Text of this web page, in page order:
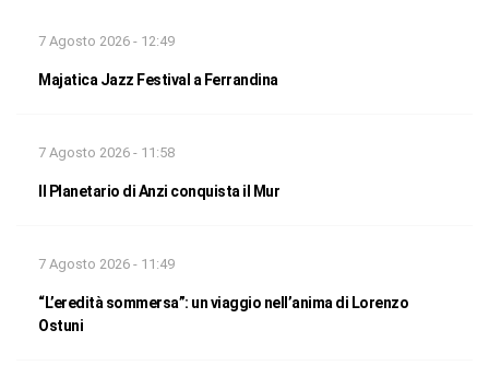
7 Agosto 2026 - 12:49
Majatica Jazz Festival a Ferrandina
7 Agosto 2026 - 11:58
Il Planetario di Anzi conquista il Mur
7 Agosto 2026 - 11:49
“L’eredità sommersa”: un viaggio nell’anima di Lorenzo
Ostuni